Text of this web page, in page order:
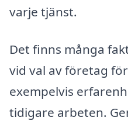
varje tjänst.
Det finns många
vid val av företag
exempelvis
tidigare arbeten.